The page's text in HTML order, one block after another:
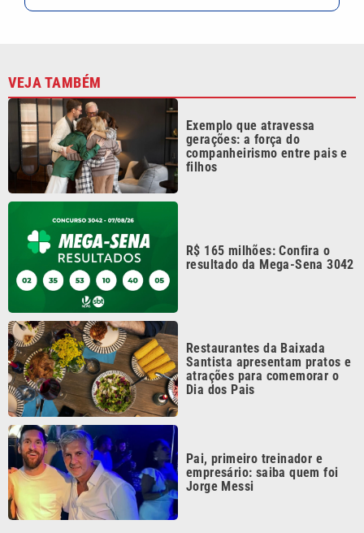
VEJA TAMBÉM
Exemplo que atravessa
gerações: a força do
companheirismo entre pais e
filhos
R$ 165 milhões: Confira o
resultado da Mega-Sena 3042
Restaurantes da Baixada
Santista apresentam pratos e
atrações para comemorar o
Dia dos Pais
Pai, primeiro treinador e
empresário: saiba quem foi
Jorge Messi